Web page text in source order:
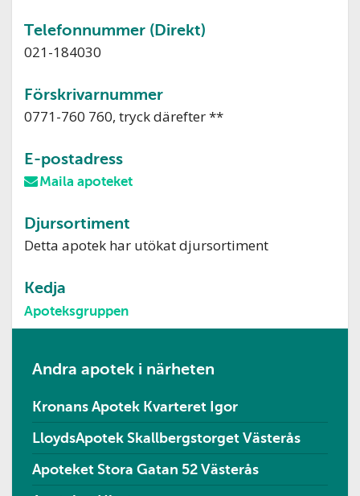
Telefonnummer (Direkt)
021-184030
Förskrivarnummer
0771-760 760, tryck därefter **
E-postadress
Maila apoteket
Djursortiment
Detta apotek har utökat djursortiment
Kedja
Apoteksgruppen
Andra apotek i närheten
Kronans Apotek Kvarteret Igor
LloydsApotek Skallbergstorget Västerås
Apoteket Stora Gatan 52 Västerås